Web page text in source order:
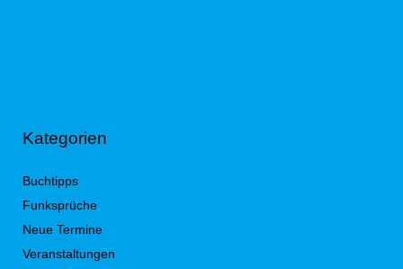
Kategorien
Buchtipps
Funksprüche
Neue Termine
Veranstaltungen